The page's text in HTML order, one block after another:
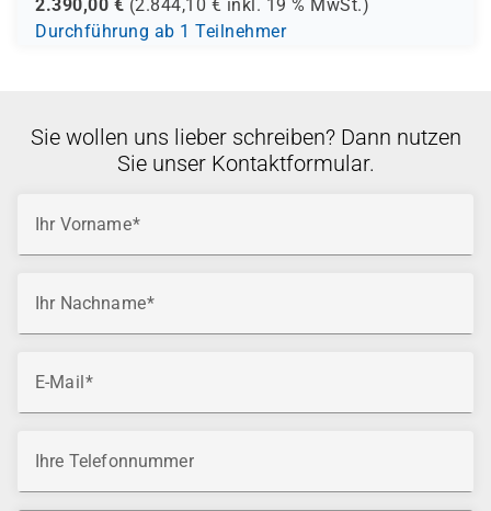
2.390,00 € (2.844,10 € inkl. 19 % MwSt.)
Durchführung ab 1 Teilnehmer
Sie wollen uns lieber schreiben? Dann nutzen
Sie unser Kontaktformular.
Ihr Vorname
Ihr Nachname
E-Mail
Ihre Telefonnummer